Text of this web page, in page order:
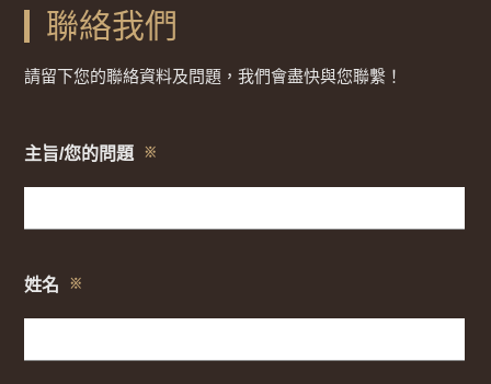
聯絡我們
請留下您的聯絡資料及問題，我們會盡快與您聯繫！
主旨/您的問題 ※
姓名 ※